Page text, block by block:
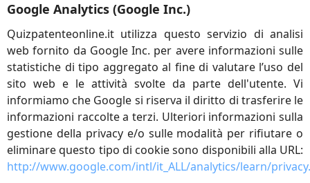
Google Analytics (Google Inc.)
Quizpatenteonline.it utilizza questo servizio di analisi
web fornito da Google Inc. per avere informazioni sulle
statistiche di tipo aggregato al fine di valutare l’uso del
sito web e le attività svolte da parte dell'utente. Vi
informiamo che Google si riserva il diritto di trasferire le
informazioni raccolte a terzi. Ulteriori informazioni sulla
gestione della privacy e/o sulle modalità per rifiutare o
eliminare questo tipo di cookie sono disponibili alla URL:
http://www.google.com/intl/it_ALL/analytics/learn/